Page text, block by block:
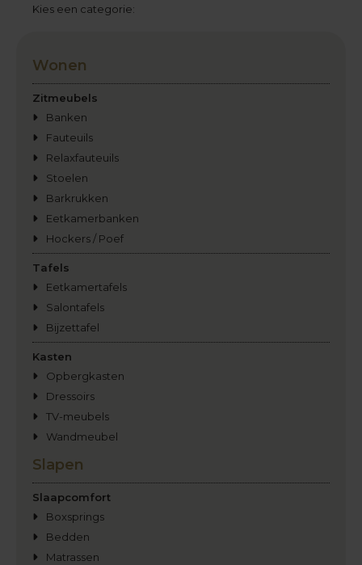
Kies een categorie:
Wonen
Zitmeubels
Banken
Fauteuils
Relaxfauteuils
Stoelen
Barkrukken
Eetkamerbanken
Hockers / Poef
Tafels
Eetkamertafels
Salontafels
Bijzettafel
Kasten
Opbergkasten
Dressoirs
TV-meubels
Wandmeubel
Slapen
Slaapcomfort
Boxsprings
Bedden
Matrassen